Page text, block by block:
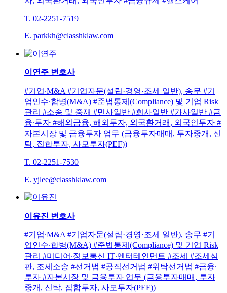
T. 02-2251-7519
E. parkkh@classhklaw.com
이연주 변호사
#기업∙M&A #기업자문(설립·경영·조세 일반), 송무 #기
업인수∙합병(M&A) #준법통제(Compliance) 및 기업 Risk
관리 #소송 및 중재 #민사일반 #회사일반 #가사일반 #금
융∙투자 #해외금융, 해외투자, 외국환거래, 외국인투자 #
자본시장 및 금융투자 업무 (금융투자매매, 투자중개, 신
탁, 집합투자, 사모투자(PEF))
T. 02-2251-7530
E. yjlee@classhklaw.com
이유진 변호사
#기업∙M&A #기업자문(설립·경영·조세 일반), 송무 #기
업인수∙합병(M&A) #준법통제(Compliance) 및 기업 Risk
관리 #미디어∙정보통신 IT∙엔터테인먼트 #조세 #조세심
판, 조세소송 #선거법 #공직선거법 #위탁선거법 #금융∙
투자 #자본시장 및 금융투자 업무 (금융투자매매, 투자
중개, 신탁, 집합투자, 사모투자(PEF))